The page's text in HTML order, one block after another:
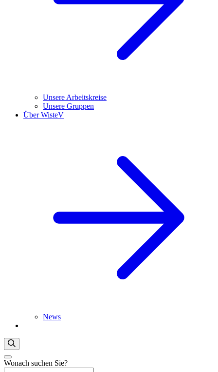
Unsere Arbeitskreise
Unsere Gruppen
Über WisteV
News
Wonach suchen Sie?